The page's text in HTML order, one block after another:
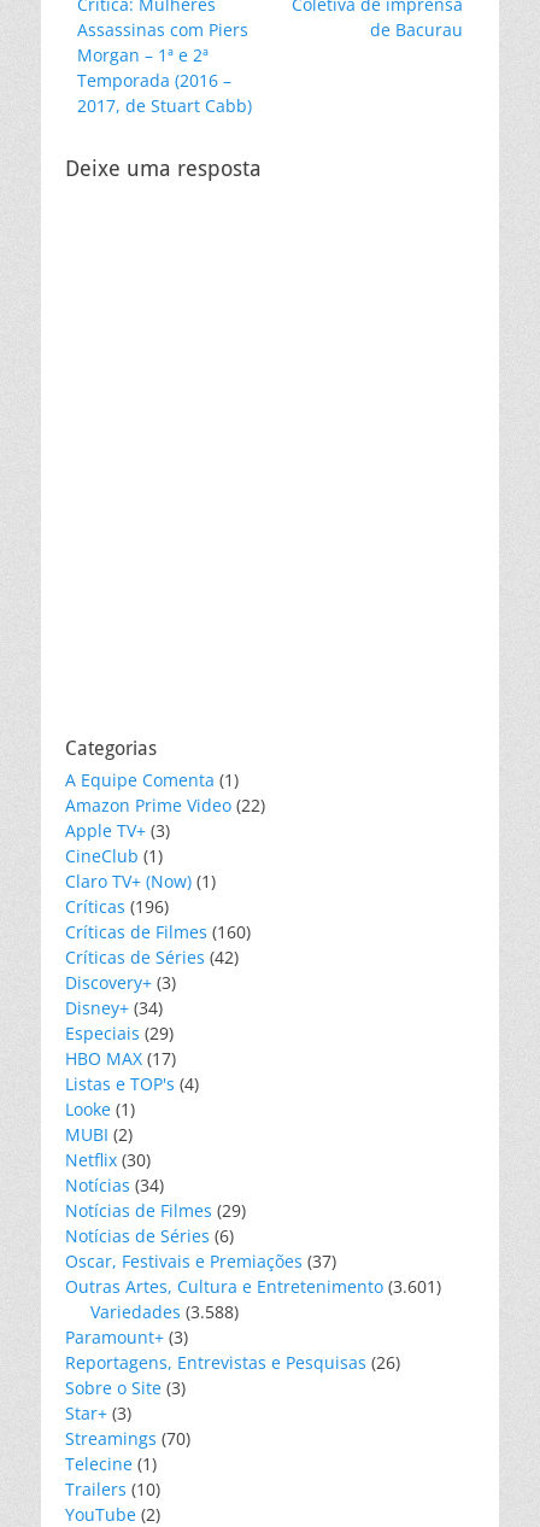
de
Post
anterior:
Assassinas com Piers
Morgan – 1ª e 2ª
Temporada (2016 –
2017, de Stuart Cabb)
de Bacurau
Deixe uma resposta
Categorias
A Equipe Comenta (1)
Amazon Prime Video (22)
Apple TV+ (3)
CineClub (1)
Claro TV+ (Now) (1)
Críticas (196)
Críticas de Filmes (160)
Críticas de Séries (42)
Discovery+ (3)
Disney+ (34)
Especiais (29)
HBO MAX (17)
Listas e TOP's (4)
Looke (1)
MUBI (2)
Netflix (30)
Notícias (34)
Notícias de Filmes (29)
Notícias de Séries (6)
Oscar, Festivais e Premiações (37)
Outras Artes, Cultura e Entretenimento (3.601)
Variedades (3.588)
Paramount+ (3)
Reportagens, Entrevistas e Pesquisas (26)
Sobre o Site (3)
Star+ (3)
Streamings (70)
Telecine (1)
Trailers (10)
YouTube (2)